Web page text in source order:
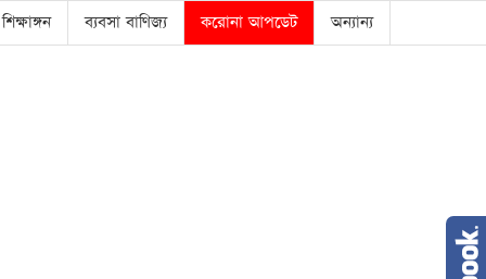
শিক্ষাঙ্গন ব্যবসা বাণিজ্য করোনা আপডেট অন্যান্য